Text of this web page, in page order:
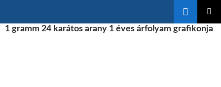
MENÜ
A
1 gramm 24 karátos arany 1 éves árfolyam grafikonja